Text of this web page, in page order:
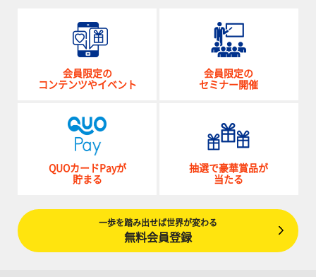
会員限定の
コンテンツやイベント
会員限定の
セミナー開催
QUOカードPayが
貯まる
抽選で豪華賞品が
当たる
一歩を踏み出せば世界が変わる
無料会員登録